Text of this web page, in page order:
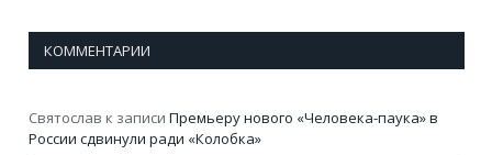
КОММЕНТАРИИ
Святослав к записи Премьеру нового «Человека-паука» в
России сдвинули ради «Колобка»